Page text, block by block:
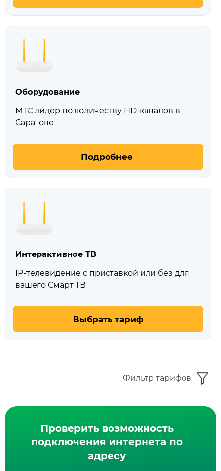
Оборудование
МТС лидер по количеству HD‑каналов в
Саратове
Подробнее
Интерактивное ТВ
IP-телевидение с приставкой или без для
вашего Смарт ТВ
Выбрать тариф
Фильтр тарифов
Проверить возможность
подключения интернета по
адресу